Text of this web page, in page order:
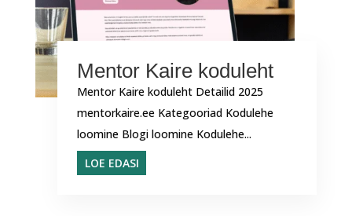
Mentor Kaire koduleht
Mentor Kaire koduleht Detailid 2025
mentorkaire.ee Kategooriad Kodulehe
loomine Blogi loomine Kodulehe...
LOE EDASI